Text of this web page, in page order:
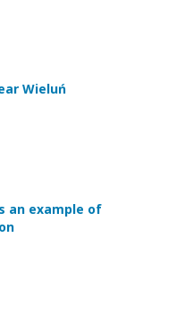
Wieluń
an example of